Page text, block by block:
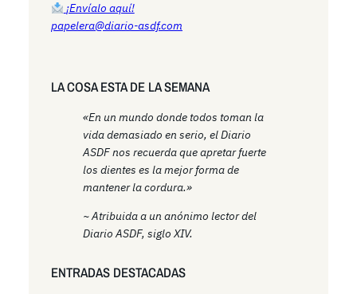
¡Envíalo aquí!
papelera@diario-asdf.com
LA COSA ESTA DE LA SEMANA
«En un mundo donde todos toman la
vida demasiado en serio, el Diario
ASDF nos recuerda que apretar fuerte
los dientes es la mejor forma de
mantener la cordura.»
~ Atribuida a un anónimo lector del
Diario ASDF, siglo XIV.
ENTRADAS DESTACADAS